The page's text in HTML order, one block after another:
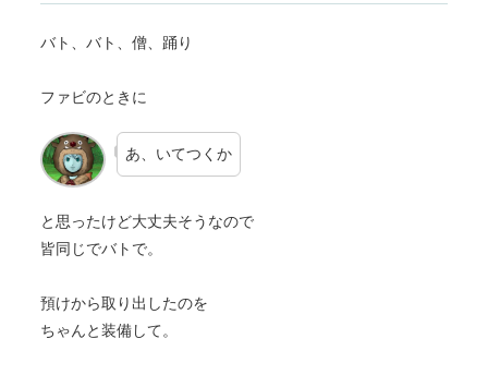
バト、バト、僧、踊り
ファビのときに
あ、いてつくか
と思ったけど大丈夫そうなので
皆同じでバトで。
預けから取り出したのを
ちゃんと装備して。